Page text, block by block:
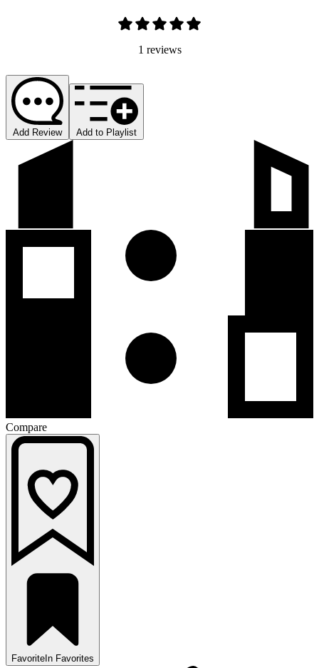
1 reviews
Add Review Add to Playlist
Compare
Favorite In Favorites